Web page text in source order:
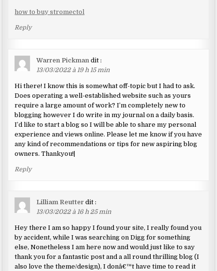
how to buy stromectol
Reply
Warren Pickman dit :
13/03/2022 à 19 h 15 min
Hi there! I know this is somewhat off-topic but I had to ask.
Does operating a well-established website such as yours
require a large amount of work? I’m completely new to
blogging however I do write in my journal on a daily basis.
I’d like to start a blog so I will be able to share my personal
experience and views online. Please let me know if you have
any kind of recommendations or tips for new aspiring blog
owners. Thankyou!|
Reply
Lilliam Reutter dit :
13/03/2022 à 16 h 25 min
Hey there I am so happy I found your site, I really found you
by accident, while I was searching on Digg for something
else, Nonetheless I am here now and would just like to say
thank you for a fantastic post and a all round thrilling blog (I
also love the theme/design), I donâ€™t have time to read it